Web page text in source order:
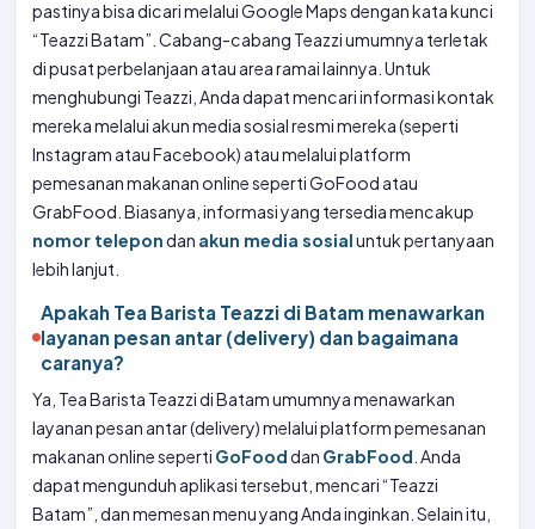
pastinya bisa dicari melalui Google Maps dengan kata kunci
“Teazzi Batam”. Cabang-cabang Teazzi umumnya terletak
di pusat perbelanjaan atau area ramai lainnya. Untuk
menghubungi Teazzi, Anda dapat mencari informasi kontak
mereka melalui akun media sosial resmi mereka (seperti
Instagram atau Facebook) atau melalui platform
pemesanan makanan online seperti GoFood atau
GrabFood. Biasanya, informasi yang tersedia mencakup
nomor telepondan akun media sosialuntuk pertanyaan
lebih lanjut.
Apakah Tea Barista Teazzi di Batam menawarkan
layanan pesan antar (delivery) dan bagaimana
caranya?
Ya, Tea Barista Teazzi di Batam umumnya menawarkan
layanan pesan antar (delivery) melalui platform pemesanan
makanan online seperti GoFooddan GrabFood . Anda
dapat mengunduh aplikasi tersebut, mencari “Teazzi
Batam”, dan memesan menu yang Anda inginkan. Selain itu,